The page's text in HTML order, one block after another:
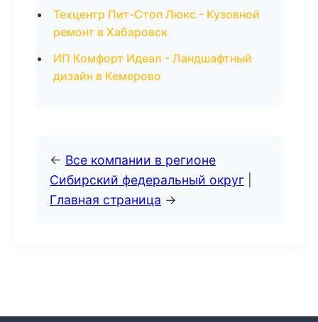
Техцентр Пит-Стоп Люкс - Кузовной
ремонт в Хабаровск
ИП Комфорт Идеал - Ландшафтный
дизайн в Кемерово
← Все компании в регионе
Сибирский федеральный округ
Главная страница →